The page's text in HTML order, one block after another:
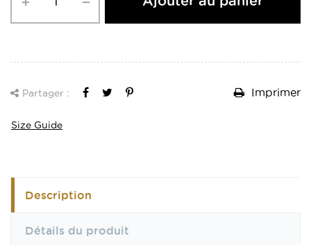
Partager :
Size Guide
Imprimer
Description
Détails du produit